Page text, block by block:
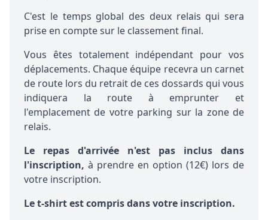
C'est le temps global des deux relais qui sera
prise en compte sur le classement final.
Vous êtes totalement indépendant pour vos
déplacements. Chaque équipe recevra un carnet
de route lors du retrait de ces dossards qui vous
indiquera la route à emprunter et
l'emplacement de votre parking sur la zone de
relais.
Le repas d'arrivée n'est pas inclus dans
l'inscription, à prendre en option (12€) lors de
votre inscription.
Le t-shirt est compris dans votre inscription.